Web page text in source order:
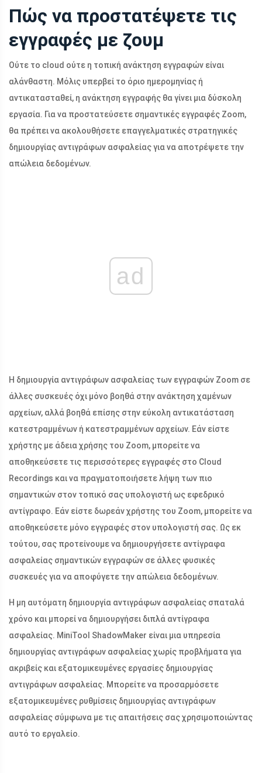
Πώς να προστατέψετε τις
εγγραφές με ζουμ
Ούτε το cloud ούτε η τοπική ανάκτηση εγγραφών είναι
αλάνθαστη. Μόλις υπερβεί το όριο ημερομηνίας ή
αντικατασταθεί, η ανάκτηση εγγραφής θα γίνει μια δύσκολη
εργασία. Για να προστατεύσετε σημαντικές εγγραφές Zoom,
θα πρέπει να ακολουθήσετε επαγγελματικές στρατηγικές
δημιουργίας αντιγράφων ασφαλείας για να αποτρέψετε την
απώλεια δεδομένων.
ad
Η δημιουργία αντιγράφων ασφαλείας των εγγραφών Zoom σε
άλλες συσκευές όχι μόνο βοηθά στην ανάκτηση χαμένων
αρχείων, αλλά βοηθά επίσης στην εύκολη αντικατάσταση
κατεστραμμένων ή κατεστραμμένων αρχείων. Εάν είστε
χρήστης με άδεια χρήσης του Zoom, μπορείτε να
αποθηκεύσετε τις περισσότερες εγγραφές στο Cloud
Recordings και να πραγματοποιήσετε λήψη των πιο
σημαντικών στον τοπικό σας υπολογιστή ως εφεδρικό
αντίγραφο. Εάν είστε δωρεάν χρήστης του Zoom, μπορείτε να
αποθηκεύσετε μόνο εγγραφές στον υπολογιστή σας. Ως εκ
τούτου, σας προτείνουμε να δημιουργήσετε αντίγραφα
ασφαλείας σημαντικών εγγραφών σε άλλες φυσικές
συσκευές για να αποφύγετε την απώλεια δεδομένων.
Η μη αυτόματη δημιουργία αντιγράφων ασφαλείας σπαταλά
χρόνο και μπορεί να δημιουργήσει διπλά αντίγραφα
ασφαλείας. MiniTool ShadowMaker είναι μια υπηρεσία
δημιουργίας αντιγράφων ασφαλείας χωρίς προβλήματα για
ακριβείς και εξατομικευμένες εργασίες δημιουργίας
αντιγράφων ασφαλείας. Μπορείτε να προσαρμόσετε
εξατομικευμένες ρυθμίσεις δημιουργίας αντιγράφων
ασφαλείας σύμφωνα με τις απαιτήσεις σας χρησιμοποιώντας
αυτό το εργαλείο.